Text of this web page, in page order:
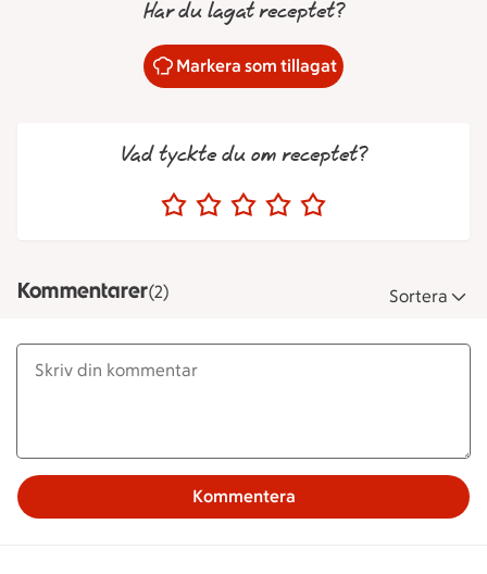
Har du lagat receptet?
Markera som tillagat
Vad tyckte du om receptet?
Kommentarer(2) Sortera
Kommentera